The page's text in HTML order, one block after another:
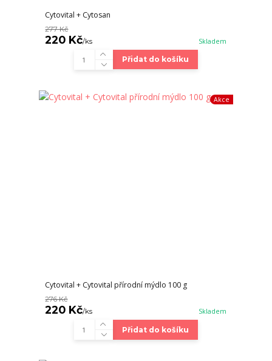
Cytovital + Cytosan
277 Kč
220 Kč/ks Skladem
Přidat do košíku
Akce
Cytovital + Cytovital přírodní mýdlo 100 g
276 Kč
220 Kč/ks Skladem
Přidat do košíku